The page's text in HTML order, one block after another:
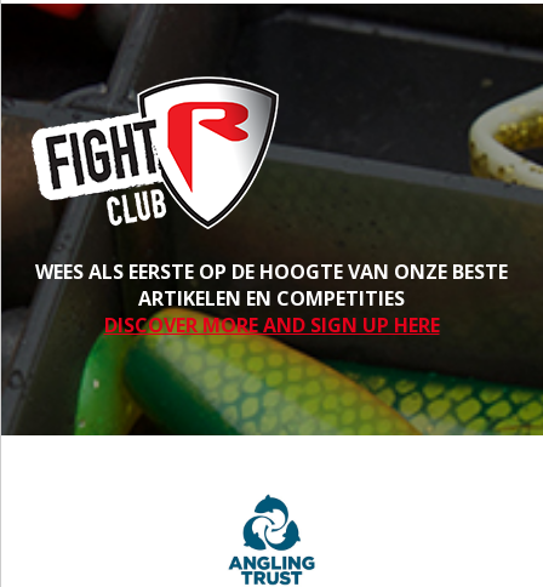
WEES ALS EERSTE OP DE HOOGTE VAN ONZE BESTE
ARTIKELEN EN COMPETITIES
DISCOVER MORE AND SIGN UP HERE